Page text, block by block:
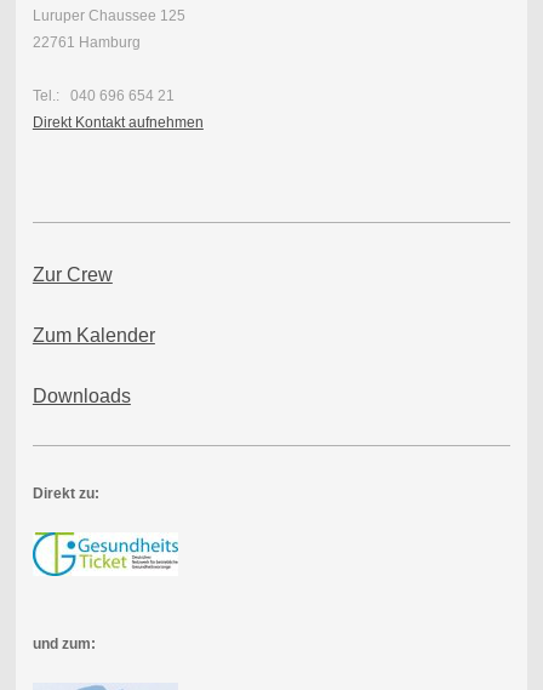
Luruper Chaussee 125
22761 Hamburg
Tel.: 040 696 654 21
Direkt Kontakt aufnehmen
Zur Crew
Zum Kalender
Downloads
Direkt zu:
und zum: